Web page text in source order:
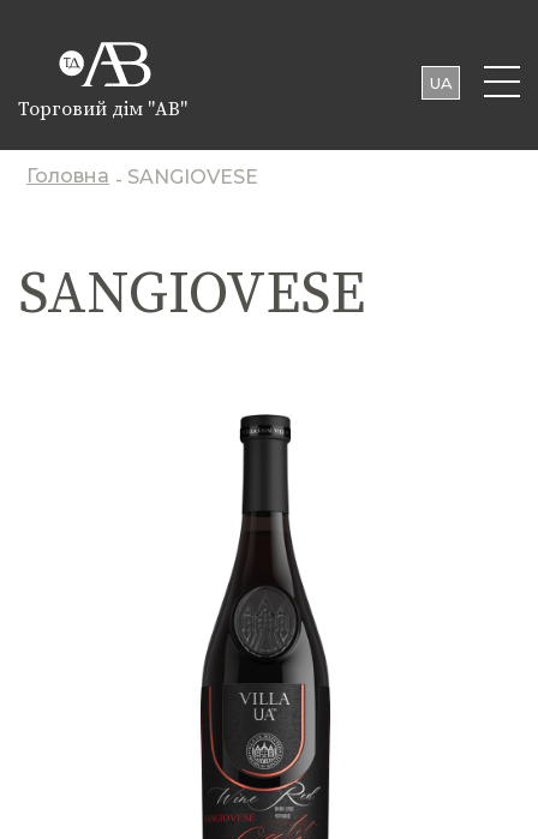
Торговий дім "АВ"
UA
PL
Головна - SANGIOVESE
SANGIOVESE